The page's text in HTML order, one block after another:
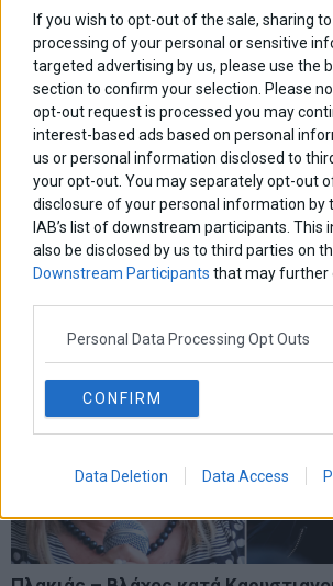
If you wish to opt-out of the sale, sharing
processing of your personal or sensitive
targeted advertising by us, please use the
section to confirm your selection. Please
opt-out request is processed you may
interest-based ads based on personal
us or personal information disclosed to
your opt-out. You may separately opt-out
disclosure of your personal information by
IAB’s list of downstream participants. This
also be disclosed by us to third parties on
Downstream Participants that may further
Personal Data Processing Opt Outs
CONFIRM
Data Deletion Data Access
Απορρίφθηκε από τη Βουλή η άρση
βουλευτών της ΝΔ για εσχάτη
Με τις ψήφους της κυβερνητικής
Βουλής απέρριψε το αίτημα άρσης ασυλίας
Νέας Δημοκρατίας, οι οποίοι κατηγορούνται
εσχάτης προδοσίας.
16 Ιουλίου 2025 Ελλάδα · Πολιτική